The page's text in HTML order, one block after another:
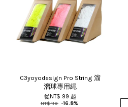
C3yoyodesign Pro String 溜
溜球專用繩
從NT$ 99 起
NT$ 119 -16.8%